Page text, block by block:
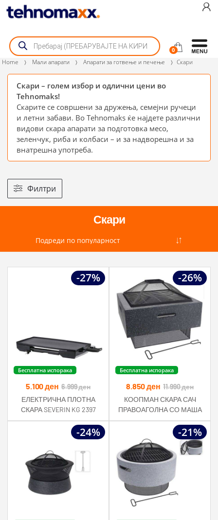
Skip
Skip
Products
search
0
Home Мали апарати Апарати за готвење и печење Скари
Скари – голем избор и одлични цени во
Tehnomaks!
Скарите се совршени за дружења, семејни ручеци
и летни забави. Во Tehnomaks ќе најдете различни
видови скара апарати за подготовка месо,
зеленчук, риба и колбаси – и за надворешна и за
внатрешна употреба.
Филтри
Скари
-27%
Бесплатна испорака
5.100 ден 6.999ден
ЕЛЕКТРИЧНА ПЛОТНА
СКАРА SEVERIN KG 2397
-26%
Бесплатна испорака
8.850 ден 11.990ден
КООПМАН СКАРА САЧ
ПРАВОАГОЛНА СО МАША
41СМ
-24% -21%